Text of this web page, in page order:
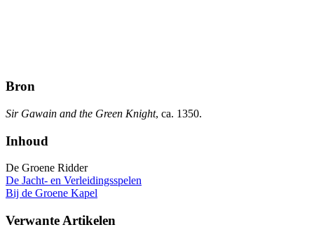
Bron
Sir Gawain and the Green Knight, ca. 1350.
Inhoud
De Groene Ridder
De Jacht- en Verleidingsspelen
Bij de Groene Kapel
Verwante Artikelen